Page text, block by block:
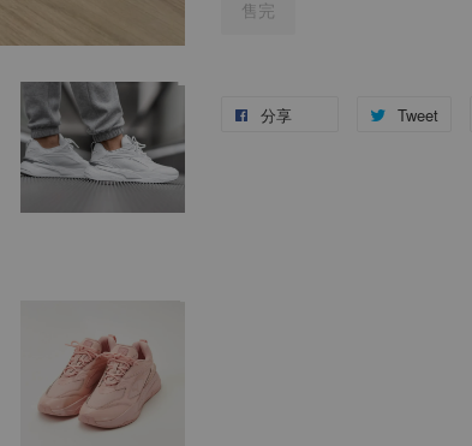
售完
分享 Tweet